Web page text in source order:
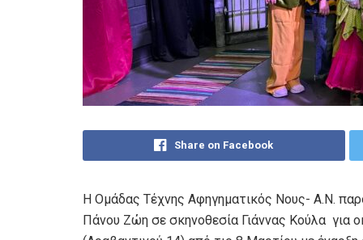
Share on Facebook
Η Ομάδας Τέχνης Αφηγηματικός Νους- Α.Ν.
Πάνου Ζώη σε σκηνοθεσία Γιάννας Κούλα για